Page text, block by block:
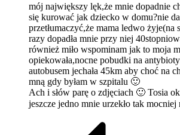
mój największy lęk,że mnie dopadnie
się kurować jak dziecko w domu?nie
przetłumaczyć,że mama ledwo żyje(na
razy dopadła mnie przy niej
również miło wspominam jak to moja
opiekowała,nocne pobudki na
autobusem jechała 45km aby choć na
mną gdy byłam w szpitalu 🙂
Ach i słów parę o zdjęciach 🙂 Tosia
jeszcze jedno mnie urzekło tak mocniej